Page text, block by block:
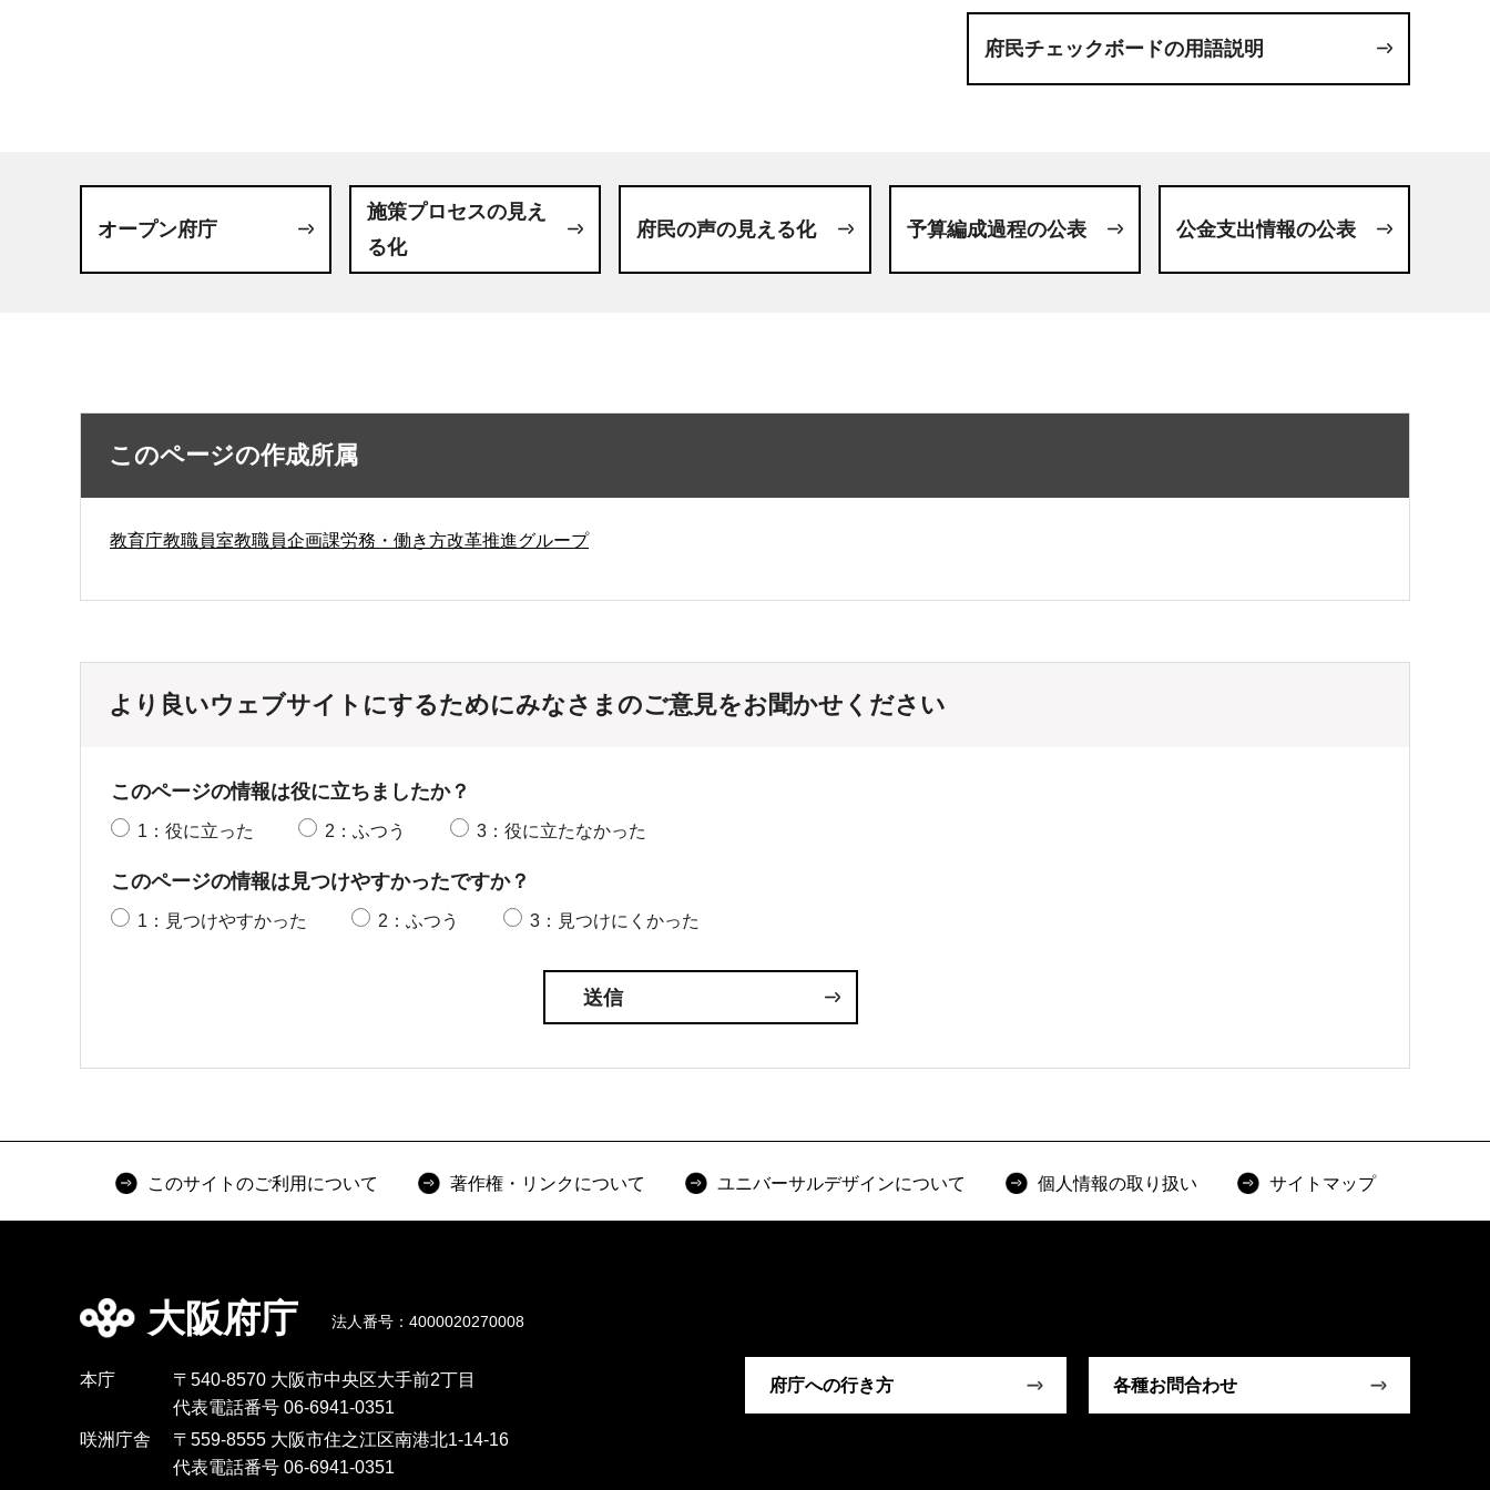
府民チェックボードの用語説明
オープン府庁
施策プロセスの見え
る化
府民の声の見える化 予算編成過程の公表 公金支出情報の公表
このページの作成所属
教育庁教職員室教職員企画課労務・働き方改革推進グループ
より良いウェブサイトにするためにみなさまのご意見をお聞かせください
このページの情報は役に立ちましたか？
1：役に立った 2：ふつう 3：役に立たなかった
このページの情報は見つけやすかったですか？
1：見つけやすかった 2：ふつう 3：見つけにくかった
このサイトのご利用について 著作権・リンクについて ユニバーサルデザインについて 個人情報の取り扱い サイトマップ
大阪府庁 法人番号：4000020270008
本庁
〒540-8570 大阪市中央区大手前2丁目
代表電話番号 06-6941-0351
咲洲庁舎
〒559-8555 大阪市住之江区南港北1-14-16
代表電話番号 06-6941-0351
府庁への行き方 各種お問合わせ